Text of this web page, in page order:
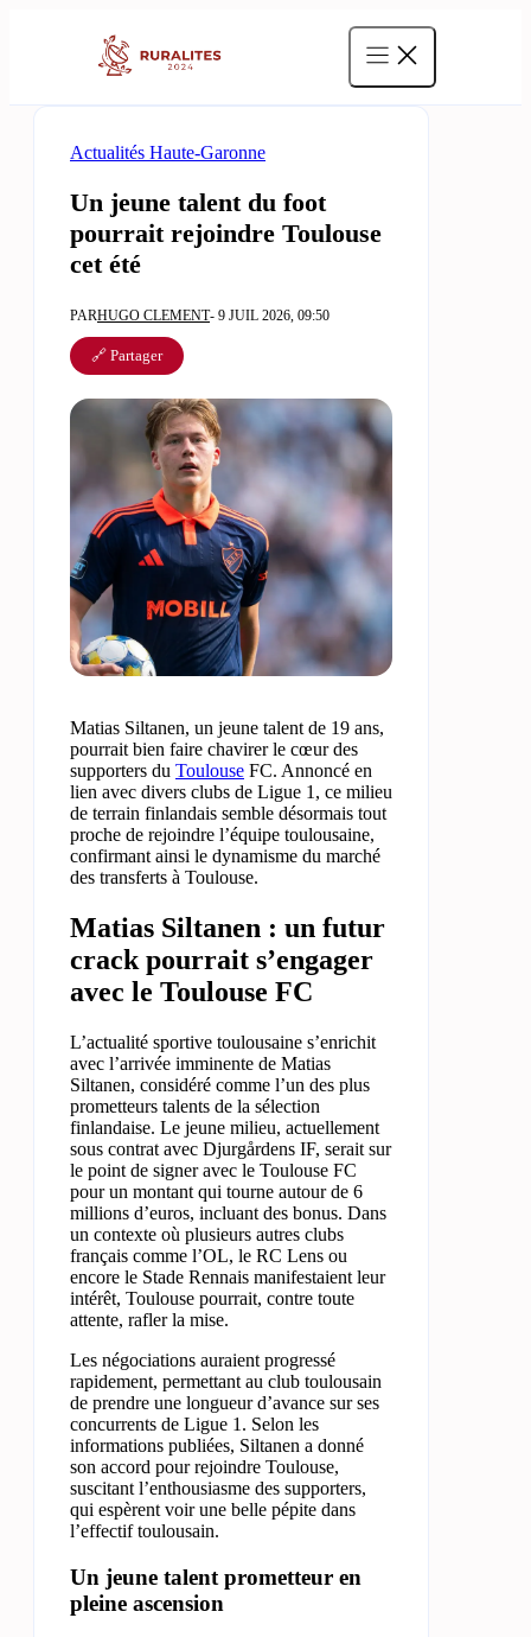
Actualités Haute-Garonne
Un jeune talent du foot
pourrait rejoindre Toulouse
cet été
PARHUGO CLEMENT- 9 JUIL 2026, 09:50
🔗 Partager
Matias Siltanen, un jeune talent de 19 ans,
pourrait bien faire chavirer le cœur des
supporters du Toulouse FC. Annoncé en
lien avec divers clubs de Ligue 1, ce milieu
de terrain finlandais semble désormais tout
proche de rejoindre l’équipe toulousaine,
confirmant ainsi le dynamisme du marché
des transferts à Toulouse.
Matias Siltanen : un futur
crack pourrait s’engager
avec le Toulouse FC
L’actualité sportive toulousaine s’enrichit
avec l’arrivée imminente de Matias
Siltanen, considéré comme l’un des plus
prometteurs talents de la sélection
finlandaise. Le jeune milieu, actuellement
sous contrat avec Djurgårdens IF, serait sur
le point de signer avec le Toulouse FC
pour un montant qui tourne autour de 6
millions d’euros, incluant des bonus. Dans
un contexte où plusieurs autres clubs
français comme l’OL, le RC Lens ou
encore le Stade Rennais manifestaient leur
intérêt, Toulouse pourrait, contre toute
attente, rafler la mise.
Les négociations auraient progressé
rapidement, permettant au club toulousain
de prendre une longueur d’avance sur ses
concurrents de Ligue 1. Selon les
informations publiées, Siltanen a donné
son accord pour rejoindre Toulouse,
suscitant l’enthousiasme des supporters,
qui espèrent voir une belle pépite dans
l’effectif toulousain.
Un jeune talent prometteur en
pleine ascension